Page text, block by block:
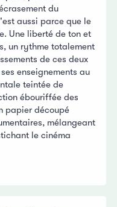
du
aussi parce que le
Une liberté de ton et
un rythme totalement
de ces deux
enseignements au
teintée de
ébouriffée des
papier découpé
mélangeant
le cinéma